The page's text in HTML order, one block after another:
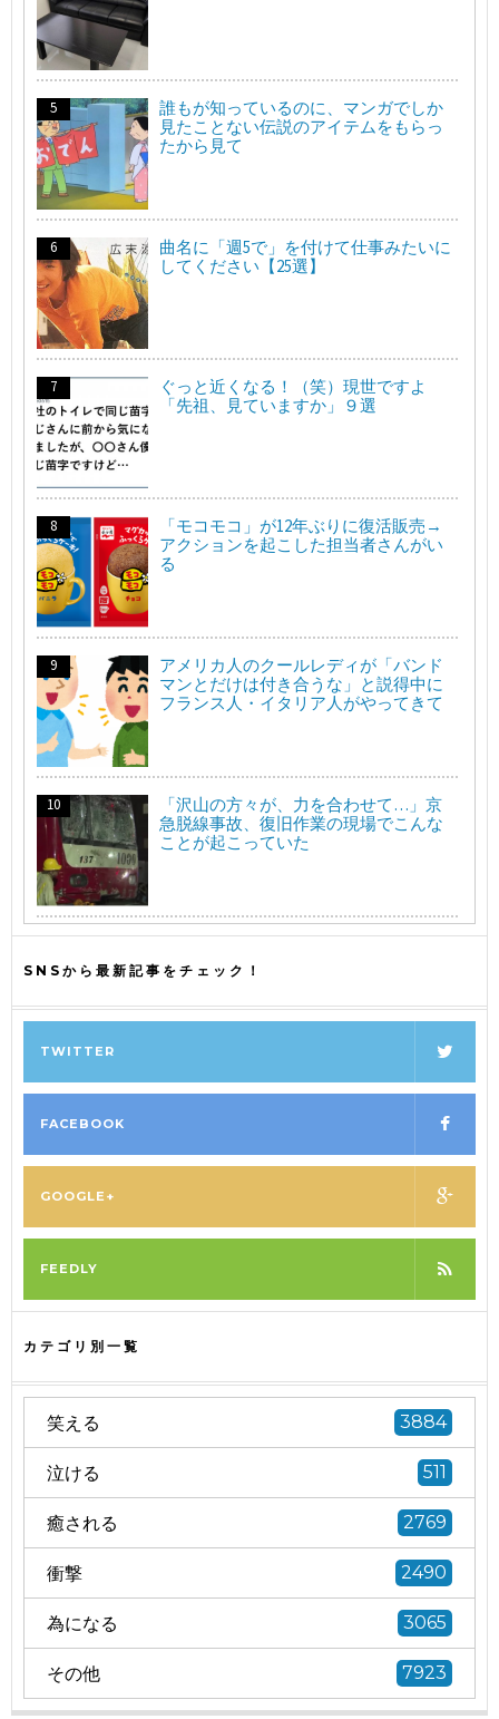
誰もが知っているのに、マンガでしか
見たことない伝説のアイテムをもらっ
たから見て
曲名に「週5で」を付けて仕事みたいに
してください【25選】
ぐっと近くなる！（笑）現世ですよ
「先祖、見ていますか」９選
「モコモコ」が12年ぶりに復活販売→
アクションを起こした担当者さんがい
る
アメリカ人のクールレディが「バンド
マンとだけは付き合うな」と説得中に
フランス人・イタリア人がやってきて
「沢山の方々が、力を合わせて…」京
急脱線事故、復旧作業の現場でこんな
ことが起こっていた
SNSから最新記事をチェック！
TWITTER
FACEBOOK
GOOGLE+
FEEDLY
カテゴリ別一覧
笑える 3884
泣ける 511
癒される 2769
衝撃 2490
為になる 3065
その他 7923